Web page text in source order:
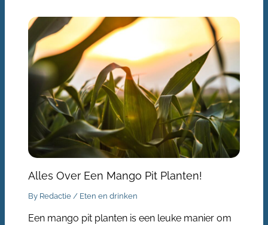
Alles Over Een Mango Pit Planten!
By Redactie / Eten en drinken
Een mango pit planten is een leuke manier om